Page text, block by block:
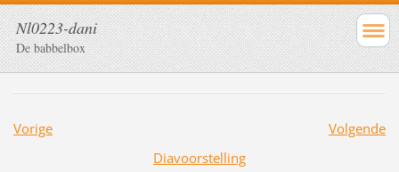
Nl0223-dani
De babbelbox
Vorige
Volgende
Diavoorstelling